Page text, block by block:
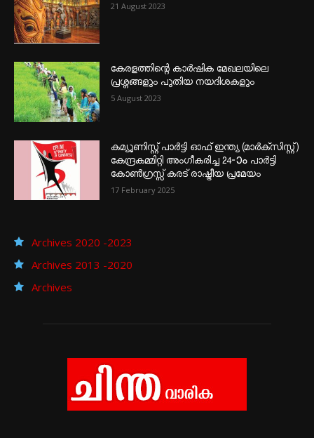
21 August 2023
കേരളത്തിന്റെ കാർഷിക മേഖലയിലെ
പ്രശ്നങ്ങളും പുതിയ നയദിശകളും
5 August 2023
കമ്യൂണിസ്റ്റ് പാർട്ടി ഓഫ് ഇന്ത്യ (മാർക്സിസ്റ്റ്)
കേന്ദ്രകമ്മിറ്റി അംഗീകരിച്ച 24‐ാം പാർട്ടി
കോൺഗ്രസ്സ് കരട് രാഷ്ട്രീയ പ്രമേയം
17 February 2025
Archives 2020 -2023
Archives 2013 -2020
Archives